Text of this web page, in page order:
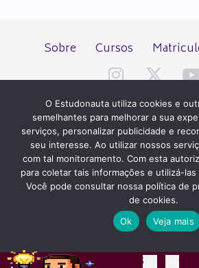
Sobre Cursos
Todos os direitos reservados
PATROCÍNIO E
QUER UM SITE IGUAL A ESTE?
03 01
O Estudonauta utiliza cookies e
semelhantes para melhorar a sua
serviços, personalizar publicidade e
seu interesse. Ao utilizar nossos
com tal monitoramento. Com esta
para coletar tais informações e utilizá-
Você pode consultar nossa política de
de cookies.
Ok
Veja mais